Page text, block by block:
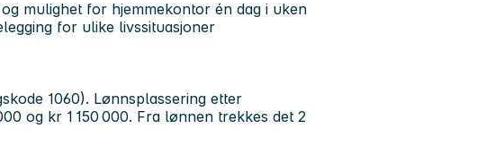
mulighet for hjemmekontor én dag i uken
for ulike livssituasjoner
1060). Lønnsplassering etter
og kr 1 150 000. Fra lønnen trekkes det 2